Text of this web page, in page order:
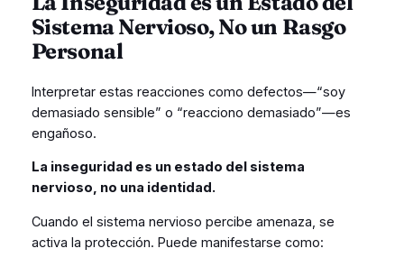
Sistema Nervioso, No un Rasgo
Personal
Interpretar estas reacciones como defectos—“soy
demasiado sensible” o “reacciono demasiado”—es
engañoso.
La inseguridad es un estado del sistema
nervioso, no una identidad.
Cuando el sistema nervioso percibe amenaza, se
activa la protección. Puede manifestarse como: